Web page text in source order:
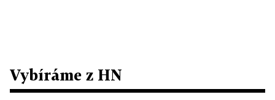
Vybíráme z HN